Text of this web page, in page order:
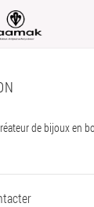
de bijoux en